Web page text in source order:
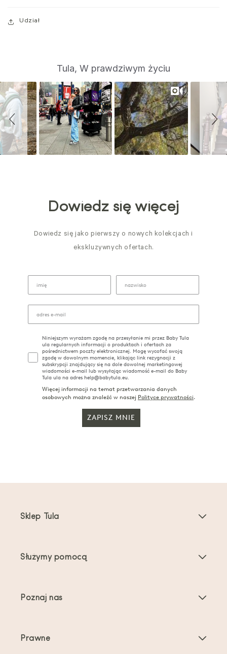
Udział
d
e
s
h
o
w
Tula, W prawdziwym życiu
Dowiedz się więcej
Dowiedz się jako pierwszy o nowych kolekcjach i
ekskluzywnych ofertach.
Niniejszym wyrażam zgodę na przesyłanie mi przez Baby Tula
ula regularnych informacji o produktach i ofertach za
pośrednictwem poczty elektronicznej. Mogę wycofać swoją
zgodę w dowolnym momencie, klikając link rezygnacji z
subskrypcji znajdujący się na dole dowolnej marketingowej
wiadomości e-mail lub wysyłając wiadomość e-mail do Baby
Tula ula na adres help@babytula.eu.
Więcej informacji na temat przetwarzania danych
osobowych można znaleźć w naszej Polityce prywatności.
ZAPISZ MNIE
Sklep Tula
Oferty i promocje
Służymy pomocą
Poznaj nas
Prawne